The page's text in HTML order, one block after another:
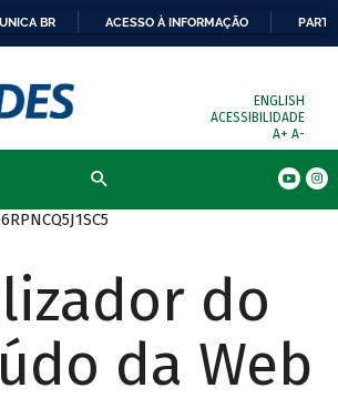
BR ACESSO À INFORMAÇÃO
ENGLISH
ACESSIBILIDADE
A+ A-
do
da Web